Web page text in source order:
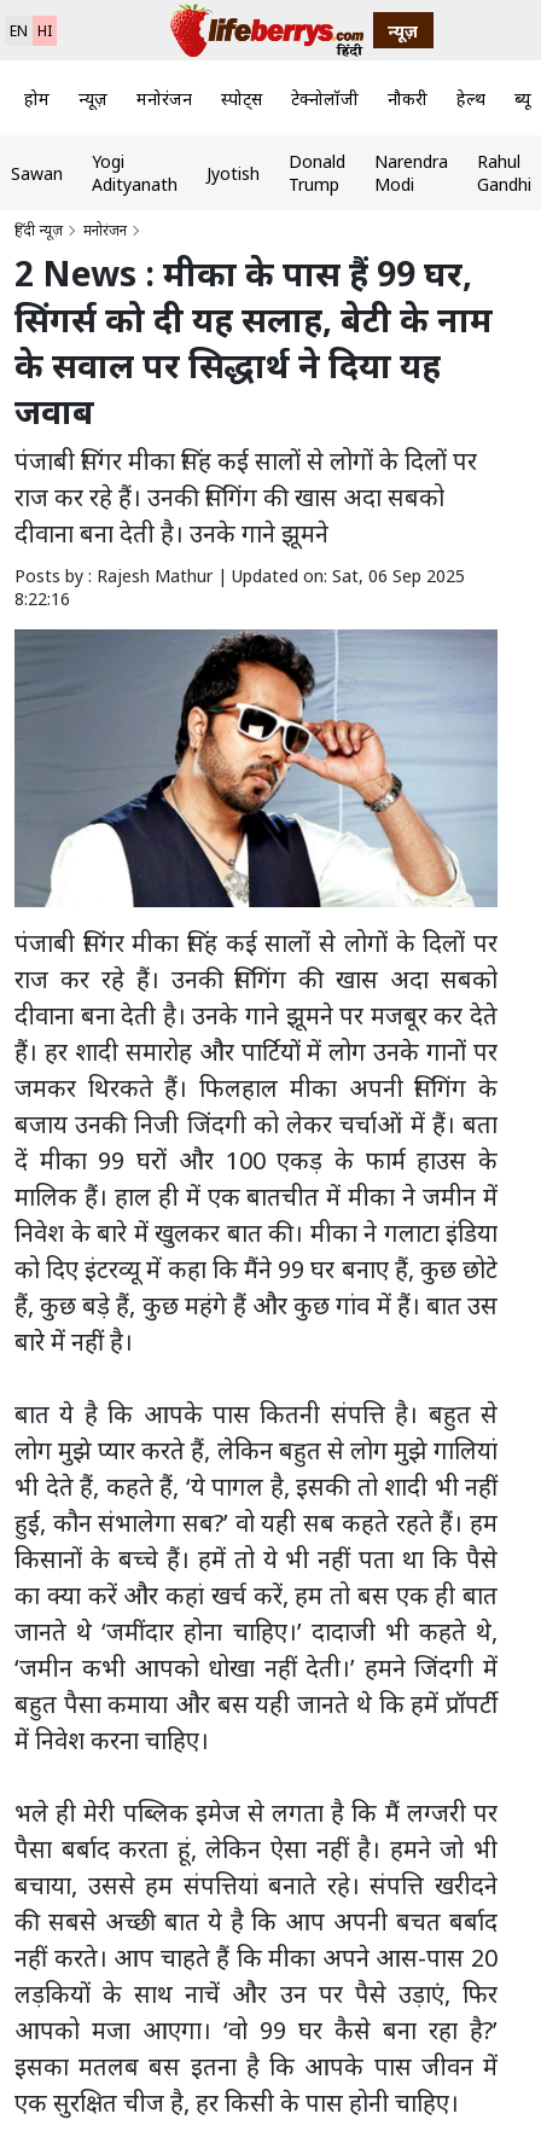
EN HI न्यूज़
होम न्यूज़ मनोरंजन स्पोर्ट्स टेक्नोलॉजी नौकरी हेल्थ
Sawan
Yogi
Adityanath
Jyotish
Donald
Trump
Narendra
Modi
Rahul
Gandhi
हिंदी न्यूज़ मनोरंजन
2 News : मीका के पास हैं 99 घर,
सिंगर्स को दी यह सलाह, बेटी के नाम
के सवाल पर सिद्धार्थ ने दिया यह
जवाब
पंजाबी सिंगर मीका सिंह कई सालों से लोगों के दिलों पर
राज कर रहे हैं। उनकी सिंगिंग की खास अदा सबको
दीवाना बना देती है। उनके गाने झूमने
Posts by : Rajesh Mathur | Updated on: Sat, 06 Sep 2025
8:22:16
पंजाबी सिंगर मीका सिंह कई सालों से लोगों के दिलों पर
राज कर रहे हैं। उनकी सिंगिंग की खास अदा सबको
दीवाना बना देती है। उनके गाने झूमने पर मजबूर कर देते
हैं। हर शादी समारोह और पार्टियों में लोग उनके गानों पर
जमकर थिरकते हैं। फिलहाल मीका अपनी सिंगिंग के
बजाय उनकी निजी जिंदगी को लेकर चर्चाओं में हैं। बता
दें मीका 99 घरों और 100 एकड़ के फार्म हाउस के
मालिक हैं। हाल ही में एक बातचीत में मीका ने जमीन में
निवेश के बारे में खुलकर बात की। मीका ने गलाटा इंडिया
को दिए इंटरव्यू में कहा कि मैंने 99 घर बनाए हैं, कुछ छोटे
हैं, कुछ बड़े हैं, कुछ महंगे हैं और कुछ गांव में हैं। बात उस
बारे में नहीं है।
बात ये है कि आपके पास कितनी संपत्ति है। बहुत से
लोग मुझे प्यार करते हैं, लेकिन बहुत से लोग मुझे गालियां
भी देते हैं, कहते हैं, ‘ये पागल है, इसकी तो शादी भी नहीं
हुई, कौन संभालेगा सब?’ वो यही सब कहते रहते हैं। हम
किसानों के बच्चे हैं। हमें तो ये भी नहीं पता था कि पैसे
का क्या करें और कहां खर्च करें, हम तो बस एक ही बात
जानते थे ‘जमींदार होना चाहिए।’ दादाजी भी कहते थे,
‘जमीन कभी आपको धोखा नहीं देती।’ हमने जिंदगी में
बहुत पैसा कमाया और बस यही जानते थे कि हमें प्रॉपर्टी
में निवेश करना चाहिए।
भले ही मेरी पब्लिक इमेज से लगता है कि मैं लग्जरी पर
पैसा बर्बाद करता हूं, लेकिन ऐसा नहीं है। हमने जो भी
बचाया, उससे हम संपत्तियां बनाते रहे। संपत्ति खरीदने
की सबसे अच्छी बात ये है कि आप अपनी बचत बर्बाद
नहीं करते। आप चाहते हैं कि मीका अपने आस-पास 20
लड़कियों के साथ नाचें और उन पर पैसे उड़ाएं, फिर
आपको मजा आएगा। ‘वो 99 घर कैसे बना रहा है?’
इसका मतलब बस इतना है कि आपके पास जीवन में
एक सुरक्षित चीज है, हर किसी के पास होनी चाहिए।